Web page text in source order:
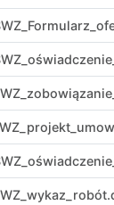
.